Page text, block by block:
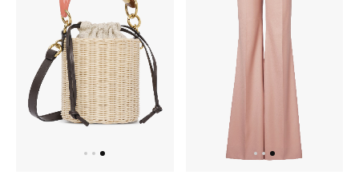
تسوقوا المجوهرات
تسوقوا جميع الهدايا